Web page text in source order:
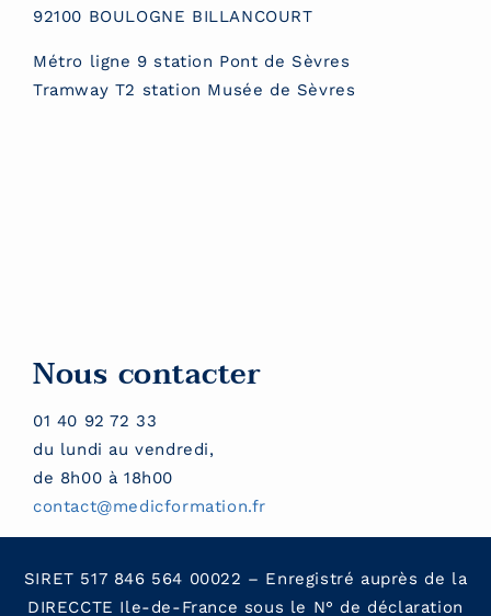
92100 BOULOGNE BILLANCOURT
Métro ligne 9 station Pont de Sèvres
Tramway T2 station Musée de Sèvres
Nous contacter
01 40 92 72 33
du lundi au vendredi,
de 8h00 à 18h00
contact@medicformation.fr
SIRET 517 846 564 00022 – Enregistré auprès de la
DIRECCTE Ile-de-France sous le N° de déclaration